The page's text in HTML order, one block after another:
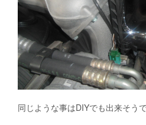
同じような事はDIYでも出来そう